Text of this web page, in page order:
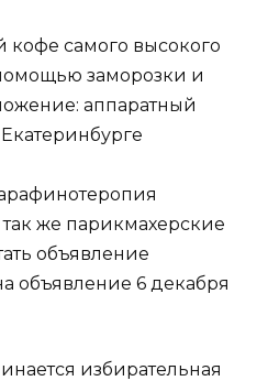
самого высокого
заморозки и
аппаратный
так же парикмахерские
объявление
объявление 6 декабря
избирательная